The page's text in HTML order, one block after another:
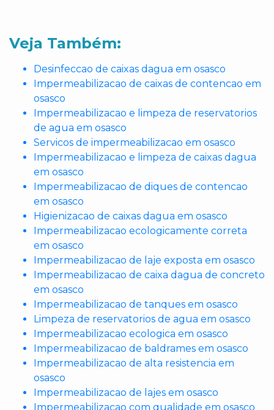
Veja Também:
Desinfeccao de caixas dagua em osasco
Impermeabilizacao de caixas de contencao em
osasco
Impermeabilizacao e limpeza de reservatorios
de agua em osasco
Servicos de impermeabilizacao em osasco
Impermeabilizacao e limpeza de caixas dagua
em osasco
Impermeabilizacao de diques de contencao
em osasco
Higienizacao de caixas dagua em osasco
Impermeabilizacao ecologicamente correta
em osasco
Impermeabilizacao de laje exposta em osasco
Impermeabilizacao de caixa dagua de concreto
em osasco
Impermeabilizacao de tanques em osasco
Limpeza de reservatorios de agua em osasco
Impermeabilizacao ecologica em osasco
Impermeabilizacao de baldrames em osasco
Impermeabilizacao de alta resistencia em
osasco
Impermeabilizacao de lajes em osasco
Impermeabilizacao com qualidade em osasco